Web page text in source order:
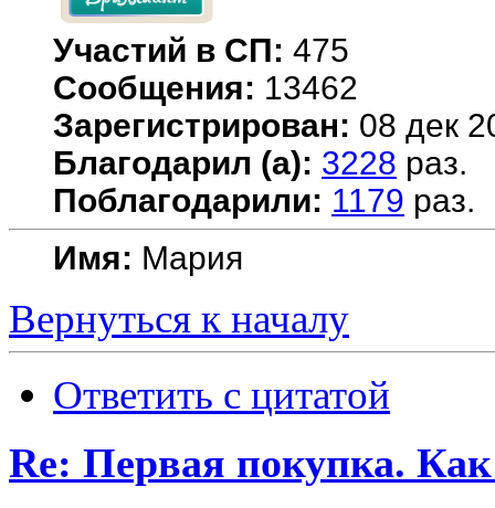
Участий в СП: 475
Сообщения: 13462
Зарегистрирован: 08 дек
Благодарил (а): 3228 раз.
Поблагодарили: 1179 раз.
Имя: Мария
Вернуться к началу
Ответить с цитатой
Re: Первая покупка.